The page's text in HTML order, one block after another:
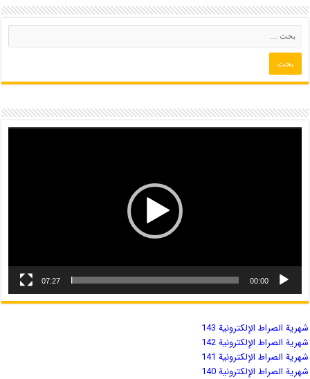
00:00
07:27
شهریة الصراط الإلكترونية 143
شهریة الصراط الإلكترونية 142
شهریة الصراط الإلكترونية 141
شهریة الصراط الإلكترونية 140